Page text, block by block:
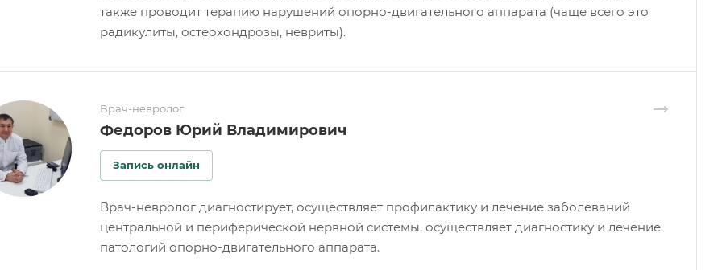
также проводит терапию нарушений опорно-двигательного аппарата (чаще всего это
радикулиты, остеохондрозы, невриты).
Врач-невролог
Федоров Юрий Владимирович
Запись онлайн
Врач-невролог диагностирует, осуществляет профилактику и лечение заболеваний
центральной и периферической нервной системы, осуществляет диагностику и лечение
патологий опорно-двигательного аппарата.